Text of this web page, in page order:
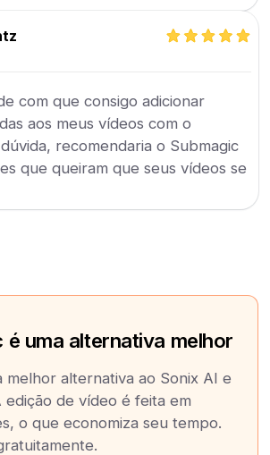
com que consigo adicionar
aos meus vídeos com o
recomendaria o Submagic
que queiram que seus vídeos se
é uma alternativa melhor
melhor alternativa ao Sonix AI e
edição de vídeo é feita em
o que economiza seu tempo.